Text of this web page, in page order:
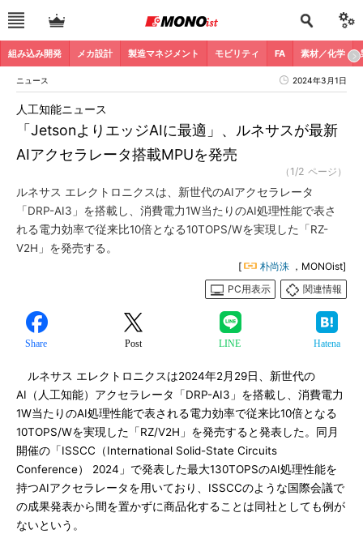
組み込み開発 メカ設計 製造マネジメント モビリティ FA 素材／化学
ニュース 2024年3月1日
「JetsonよりエッジAIに最適」、ルネサスが最新
AIアクセラレータ搭載MPUを発売
人工知能ニュース
（1/2 ページ）
ルネサス エレクトロニクスは、新世代のAIアクセラレータ
「DRP-AI3」を搭載し、消費電力1W当たりのAI処理性能で表さ
れる電力効率で従来比10倍となる10TOPS/Wを実現した「RZ-
V2H」を発売する。
[ 朴尚洙 ，MONOist]
PC用表示
関連情報
Share Post LINE Hatena
ルネサス エレクトロニクスは2024年2月29日、新世代の
AI（人工知能）アクセラレータ「DRP-AI3」を搭載し、消費電力
1W当たりのAI処理性能で表される電力効率で従来比10倍となる
10TOPS/Wを実現した「RZ/V2H」を発売すると発表した。同月
開催の「ISSCC（International Solid-State Circuits
Conference） 2024」で発表した最大130TOPSのAI処理性能を
持つAIアクセラレータを用いており、ISSCCのような国際会議で
の成果発表から間を置かずに商品化することは同社としても例が
ないという。